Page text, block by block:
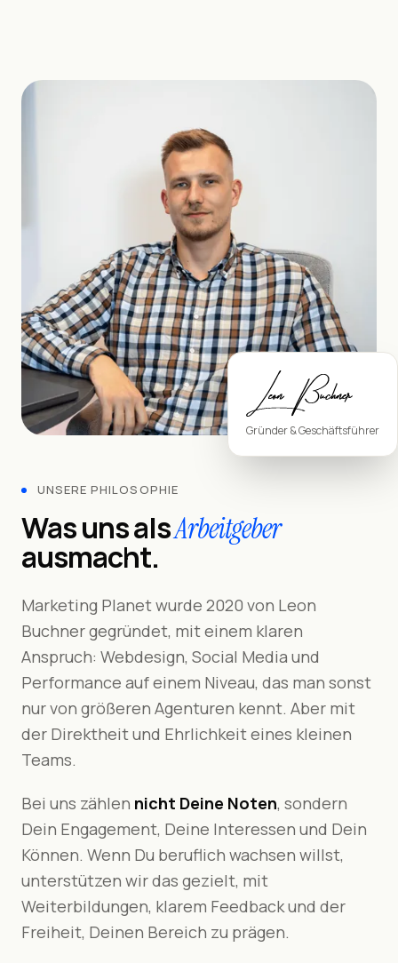
Gründer & Geschäftsführer
UNSERE PHILOSOPHIE
Was uns alsArbeitgeber
ausmacht.
Marketing Planet wurde 2020 von Leon
Buchner gegründet, mit einem klaren
Anspruch: Webdesign, Social Media und
Performance auf einem Niveau, das man sonst
nur von größeren Agenturen kennt. Aber mit
der Direktheit und Ehrlichkeit eines kleinen
Teams.
Bei uns zählen nicht Deine Noten, sondern
Dein Engagement, Deine Interessen und Dein
Können. Wenn Du beruflich wachsen willst,
unterstützen wir das gezielt, mit
Weiterbildungen, klarem Feedback und der
Freiheit, Deinen Bereich zu prägen.